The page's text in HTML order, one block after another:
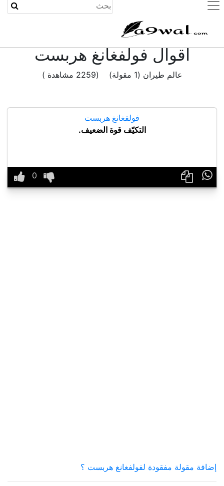
(current)
اقوال فولفغانغ هربست
عالم طيران (1 مقولة) (2259 مشاهدة )
فولفغانغ هربست
التكيّف قوة الضعيف.

إضافة مقولة مفقودة لفولفغانغ هربست ؟